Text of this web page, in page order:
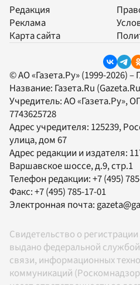
Редакция
Реклама
Карта сайта
© АО «Газета.Ру» (1999-2026)
Название: Газета.Ru
Учредитель:АО «Газета.Ру»,
7743625728
Адрес учредителя: 125239,
улица, дом 67
Адрес редакции и издателя:
Варшавское шоссе, д.9, стр.1
Телефон редакции:+7 (495)
Факс:+7 (495) 785-17-01
Электронная почта:
Свидетельство о
выдано федеральной
связи, информационных
коммуникаций